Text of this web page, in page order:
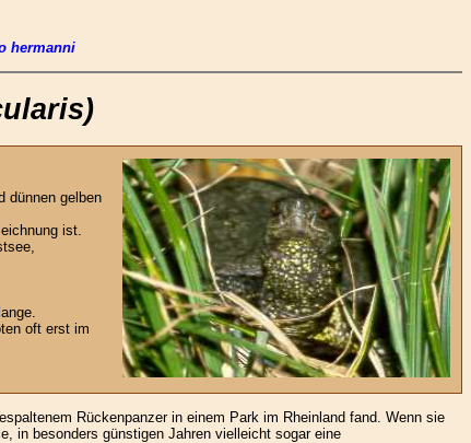
hermanni
dünnen gelben
ist.
oft erst im
Rückenpanzer in einem Park im Rheinland fand. Wenn sie
in besonders günstigen Jahren vielleicht sogar eine